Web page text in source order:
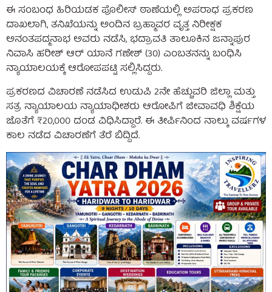
ಈ ಸಂಬಂಧ ಹಿರಿಯಡಕ ಪೊಲೀಸ್ ಠಾಣೆಯಲ್ಲಿ ಅಪರಾಧ ಪ್ರಕರಣ
ದಾಖಲಾಗಿ, ತನಿಖೆಯನ್ನು ಅಂದಿನ ಬ್ರಹ್ಮಾವರ ವೃತ್ತ ನಿರೀಕ್ಷಕ
ಅನಂತಪದ್ಮನಾಭ ಅವರು ನಡೆಸಿ, ಭದ್ರಾವತಿ ತಾಲೂಕಿನ ಜನ್ನಾಪುರ
ನಿವಾಸಿ ಹರೀಶ್ ಆರ್ ಯಾನೆ ಗಣೇಶ್ (30) ಎಂಬತನನ್ನು ಬಂಧಿಸಿ
ನ್ಯಾಯಾಲಯಕ್ಕೆ ಆರೋಪಪಟ್ಟಿ ಸಲ್ಲಿಸಿದ್ದರು.
ಪ್ರಕರಣದ ವಿಚಾರಣೆ ನಡೆಸಿದ ಉಡುಪಿ 2ನೇ ಹೆಚ್ಚುವರಿ ಜಿಲ್ಲಾ ಮತ್ತು
ಸತ್ರ ನ್ಯಾಯಾಲಯ ನ್ಯಾಯಾಧೀಶರು ಆರೋಪಿಗೆ ಜೀವಾವಧಿ ಶಿಕ್ಷೆಯ
ಜೊತೆಗೆ ₹20,000 ದಂಡ ವಿಧಿಸಿದ್ದಾರೆ. ಈ ತೀರ್ಪಿನಿಂದ ನಾಲ್ಕು ವರ್ಷಗಳ
ಕಾಲ ನಡೆದ ವಿಚಾರಣೆಗೆ ತೆರೆ ಬಿದ್ದಿದೆ.